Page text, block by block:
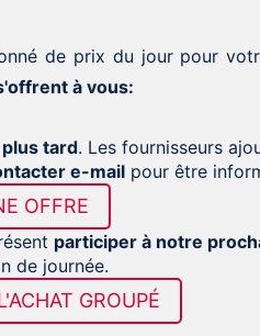
de prix du jour pour
à vous:
tard. Les fournisseurs
e-mail pour être
OFFRE
participer à notre
de journée.
GROUPÉ